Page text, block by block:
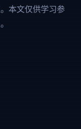
本文仅供学习参